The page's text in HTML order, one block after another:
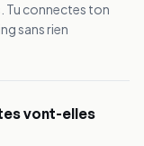
Tu connectes ton
sans rien
vont-elles